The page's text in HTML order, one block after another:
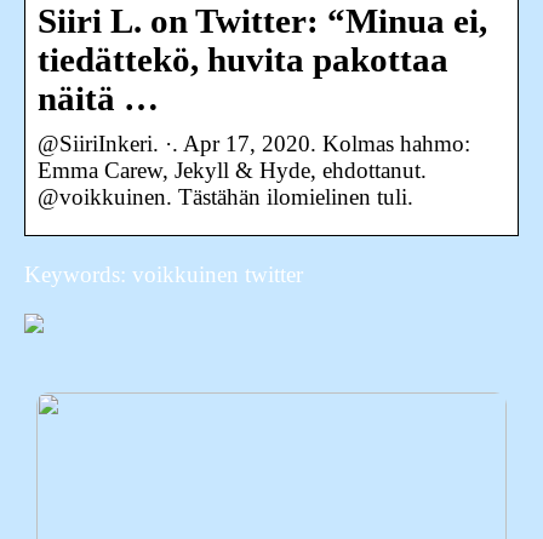
Siiri L. on Twitter: “Minua ei,
tiedättekö, huvita pakottaa
näitä …
@SiiriInkeri. ·. Apr 17, 2020. Kolmas hahmo:
Emma Carew, Jekyll & Hyde, ehdottanut.
@voikkuinen. Tästähän ilomielinen tuli.
Keywords: voikkuinen twitter